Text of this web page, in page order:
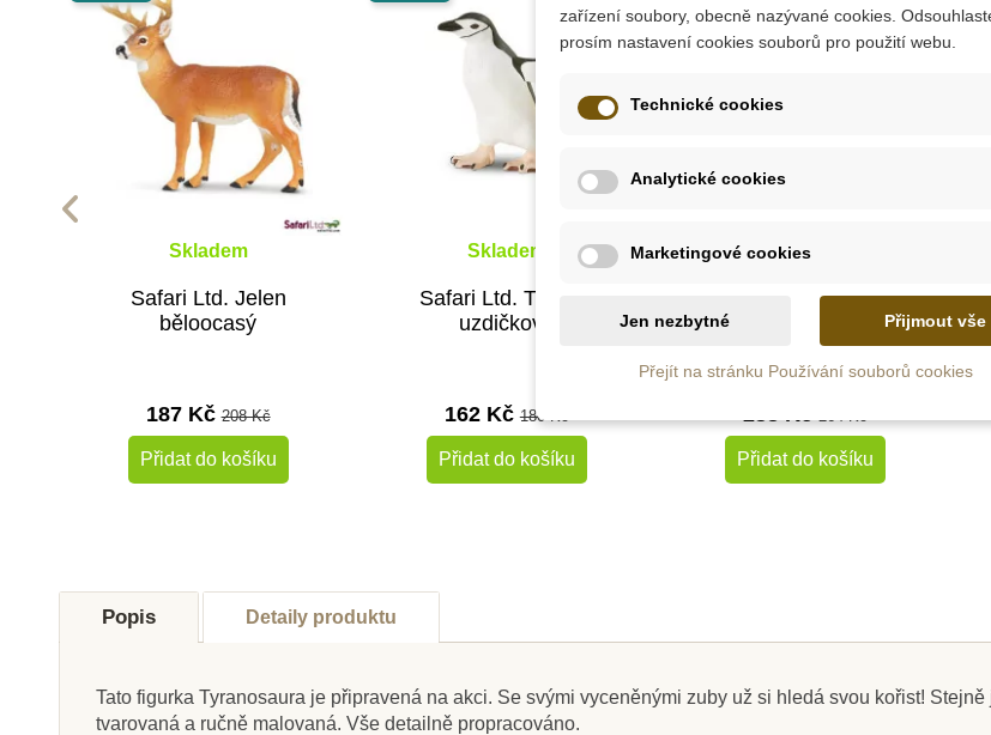
Skladem
Safari Ltd. Jelen
běloocasý
187 Kč208 Kč
Přidat do košíku
Skladem
Safari Ltd. Tučňák
uzdičkový
162 Kč180 Kč
Přidat do košíku
Skladem
Safari Ltd. Aligátor
Přidat do košíku
Do školy Do školy
Popis Detaily produktu
Tato figurka Tyranosaura je připravená na akci. Se svými vyceněnými zuby už si hledá svou kořist!
tvarovaná a ručně malovaná. Vše detailně propracováno.
zařízení soubory, obecně nazývané cookies.
prosím nastavení cookies souborů pro použití webu.
Technické cookies
Analytické cookies
Marketingové cookies
Jen nezbytné Přijmout vše
Přejít na stránku Používání souborů cookies